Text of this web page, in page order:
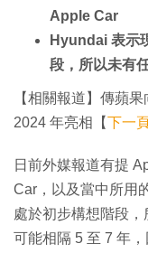
Apple Car
Hyundai 表示
段，所以未有
【相關報道】傳蘋
2024 年亮相【下一
日前外媒報道有提
Car，以及當中所用
處於初步構想階段，
可能相隔 5 至 7 年